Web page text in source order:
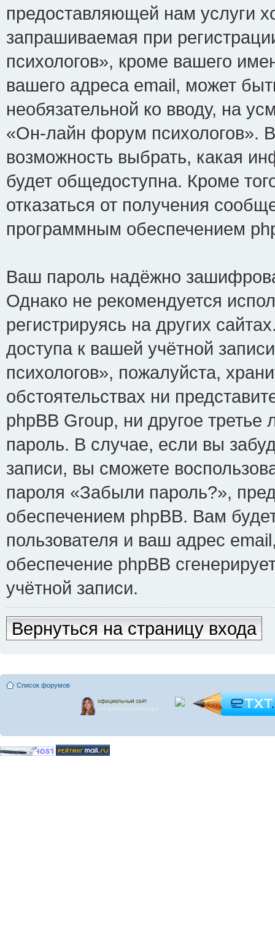
предоставляющей нам услуги
запрашиваемая при
психологов», кроме вашего
вашего адреса email, может
необязательной ко вводу, на
«Он-лайн форум психологов».
возможность выбрать, какая
будет общедоступна. Кроме
отказаться от получения
программным обеспечением
Ваш пароль надёжно
Однако не рекомендуется
регистрируясь на других
доступа к вашей учётной
психологов», пожалуйста,
обстоятельствах ни
phpBB Group, ни другое
пароль. В случае, если вы
записи, вы сможете
пароля «Забыли пароль?»,
обеспечением phpBB. Вам
пользователя и ваш адрес
обеспечение phpBB
учётной записи.
Вернуться на страницу входа
Список форумов